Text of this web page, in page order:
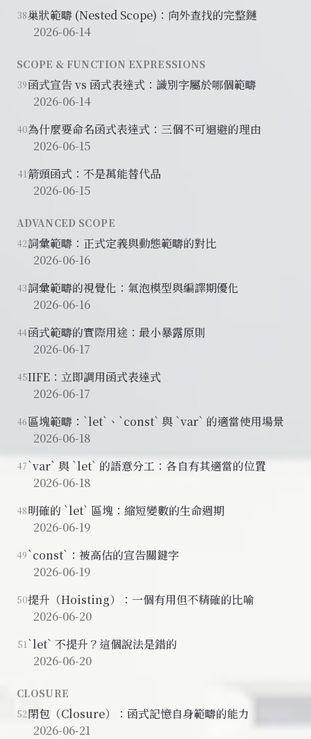
38巢狀範疇 (Nested Scope)：向外查找的完整鏈
2026-06-14
SCOPE & FUNCTION EXPRESSIONS
39函式宣告 vs 函式表達式：識別字屬於哪個範疇
2026-06-14
40為什麼要命名函式表達式：三個不可迴避的理由
2026-06-15
41 箭頭函式：不是萬能替代品
2026-06-15
ADVANCED SCOPE
42詞彙範疇：正式定義與動態範疇的對比
2026-06-16
43詞彙範疇的視覺化：氣泡模型與編譯期優化
2026-06-16
44函式範疇的實際用途：最小暴露原則
2026-06-17
45IIFE：立即調用函式表達式
2026-06-17
46區塊範疇：`let`、`const` 與 `var` 的適當使用場景
2026-06-18
47`var` 與 `let` 的語意分工：各自有其適當的位置
2026-06-18
48明確的 `let` 區塊：縮短變數的生命週期
2026-06-19
49`const`：被高估的宣告關鍵字
2026-06-19
50提升（Hoisting）：一個有用但不精確的比喻
2026-06-20
51 `let` 不提升？這個說法是錯的
2026-06-20
CLOSURE
52閉包（Closure）：函式記憶自身範疇的能力
2026-06-21